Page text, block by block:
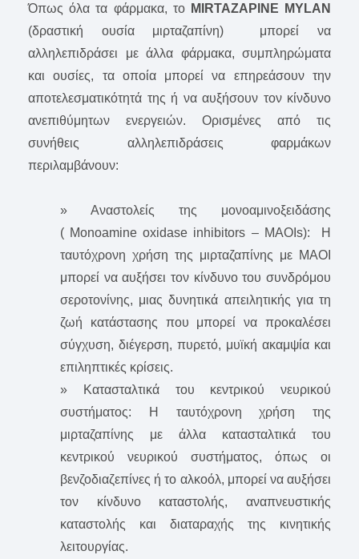
Όπως όλα τα φάρμακα, το MIRTAZAPINE MYLAN
(δραστική ουσία μιρταζαπίνη) μπορεί να
αλληλεπιδράσει με άλλα φάρμακα, συμπληρώματα
και ουσίες, τα οποία μπορεί να επηρεάσουν την
αποτελεσματικότητά της ή να αυξήσουν τον κίνδυνο
ανεπιθύμητων ενεργειών. Ορισμένες από τις
συνήθεις αλληλεπιδράσεις φαρμάκων
περιλαμβάνουν:
» Αναστολείς της μονοαμινοξειδάσης
( Monoamine oxidase inhibitors – MAOIs): Η
ταυτόχρονη χρήση της μιρταζαπίνης με ΜΑΟΙ
μπορεί να αυξήσει τον κίνδυνο του συνδρόμου
σεροτονίνης, μιας δυνητικά απειλητικής για τη
ζωή κατάστασης που μπορεί να προκαλέσει
σύγχυση, διέγερση, πυρετό, μυϊκή ακαμψία και
επιληπτικές κρίσεις.
» Κατασταλτικά του κεντρικού νευρικού
συστήματος: Η ταυτόχρονη χρήση της
μιρταζαπίνης με άλλα κατασταλτικά του
κεντρικού νευρικού συστήματος, όπως οι
βενζοδιαζεπίνες ή το αλκοόλ, μπορεί να αυξήσει
τον κίνδυνο καταστολής, αναπνευστικής
καταστολής και διαταραχής της κινητικής
λειτουργίας.